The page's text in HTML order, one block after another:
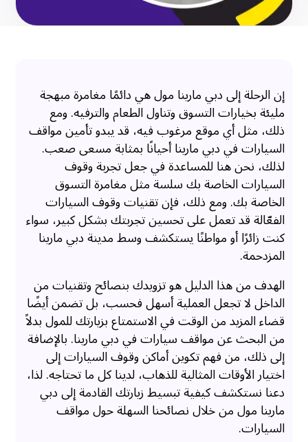
إن الرحلة إلى دبي مارينا مول هي دائمًا مغامرة مبهجة
مليئة بخيارات التسوق وتناول الطعام والترفيه. ومع
ذلك، مثل أي موقع مرغوب فيه، قد يبدو تأمين مواقف
السيارات في دبي مارينا أحيانًا بمثابة مسعى صعب.
لذلك، نحن هنا للمساعدة في جعل تجربة وقوف
السيارات الخاصة بك سلسة مثل مغامرة التسوق
الخاصة بك. ومع ذلك، فإن تقنيات وقوف السيارات
الفعّالة قد تعمل على تحسين تجربتك بشكل كبير، سواء
كنت زائرًا أو مواطنًا يستكشف وسط مدينة دبي مارينا
المزدحمة.
الهدف من هذا الدليل هو تزويدك بنصائح وتقنيات من
الداخل لا تجعل العملية أسهل فحسب، بل تضمن أيضًا
قضاء المزيد من الوقت في الاستمتاع بزيارتك للمول بدلاً
من البحث عن مواقف سيارات في دبي مارينا. بالإضافة
إلى ذلك، من فهم تكوين أماكن وقوف السيارات إلى
اختيار الأوقات المثالية للذهاب، لدينا كل ما تحتاجه. لذا،
دعنا نستكشف كيفية تبسيط زيارتك القادمة إلى دبي
مارينا مول من خلال نصائحنا السهلة حول مواقف
السيارات.